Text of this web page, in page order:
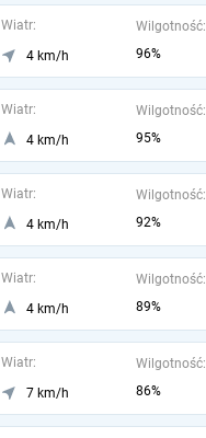
Wiatr:
4 km/h
Wilgotność:
96%
Wiatr:
4 km/h
Wilgotność:
95%
Wiatr:
4 km/h
Wilgotność:
92%
Wiatr:
4 km/h
Wilgotność:
89%
Wiatr:
7 km/h
Wilgotność:
86%